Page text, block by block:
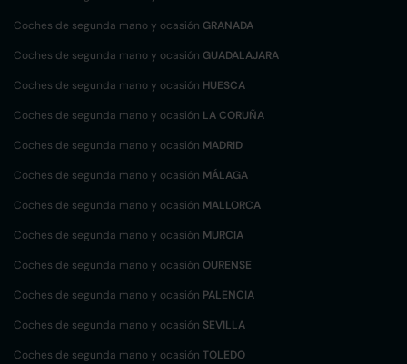
Coches de segunda mano y ocasión GRANADA
Coches de segunda mano y ocasión GUADALAJARA
Coches de segunda mano y ocasión HUESCA
Coches de segunda mano y ocasión LA CORUÑA
Coches de segunda mano y ocasión MADRID
Coches de segunda mano y ocasión MÁLAGA
Coches de segunda mano y ocasión MALLORCA
Coches de segunda mano y ocasión MURCIA
Coches de segunda mano y ocasión OURENSE
Coches de segunda mano y ocasión PALENCIA
Coches de segunda mano y ocasión SEVILLA
Coches de segunda mano y ocasión TOLEDO